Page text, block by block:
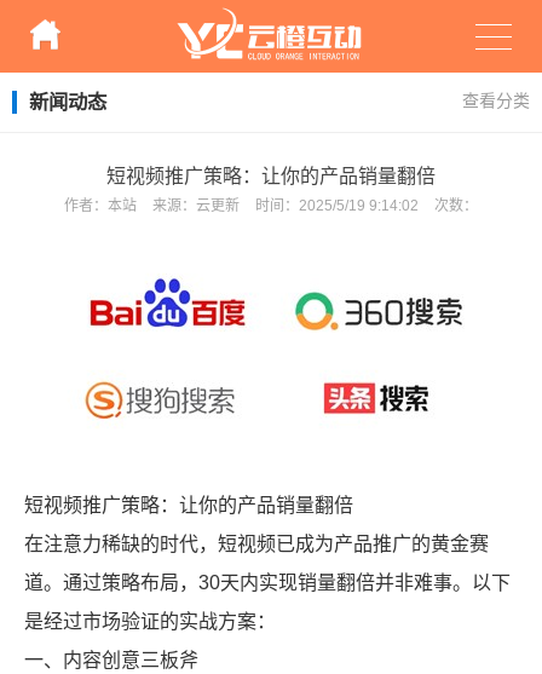
新闻动态 查看分类
短视频推广策略：让你的产品销量翻倍
作者： 本站 来源： 云更新 时间： 2025/5/19 9:14:02 次数：
短视频推广策略：让你的产品销量翻倍
在注意力稀缺的时代，短视频已成为产品推广的黄金赛
道。通过策略布局，30天内实现销量翻倍并非难事。以下
是经过市场验证的实战方案：
一、内容创意三板斧